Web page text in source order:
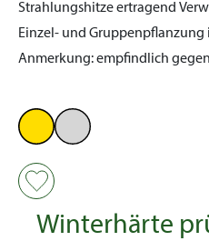
Strahlungshitze ertragend
Einzel- und
Anmerkung:empfindlich
Winterhärte